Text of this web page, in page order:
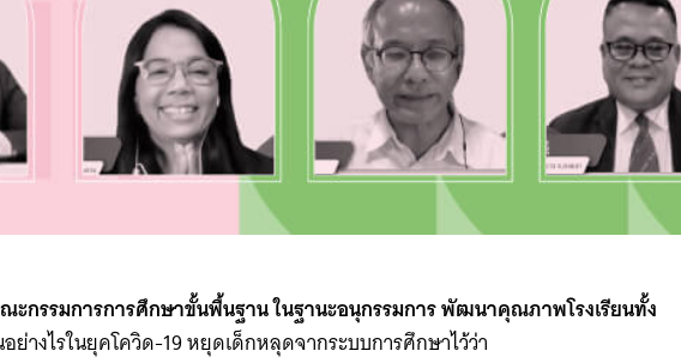
ะกรรมการการศึกษาขั้นพื้นฐาน ในฐานะอนุกรรมการ พัฒนาคุณภาพโรงเรียนทั้ง
ย่างไรในยุคโควิด-19 หยุดเด็กหลุดจากระบบการศึกษาไว้ว่า